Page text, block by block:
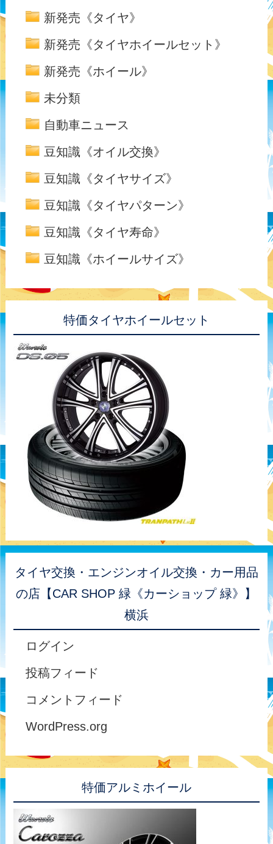
新発売《タイヤ》
新発売《タイヤホイールセット》
新発売《ホイール》
未分類
自動車ニュース
豆知識《オイル交換》
豆知識《タイヤサイズ》
豆知識《タイヤパターン》
豆知識《タイヤ寿命》
豆知識《ホイールサイズ》
特価タイヤホイールセット
タイヤ交換・エンジンオイル交換・カー用品
の店【CAR SHOP 緑《カーショップ 緑》】
横浜
ログイン
投稿フィード
コメントフィード
WordPress.org
特価アルミホイール